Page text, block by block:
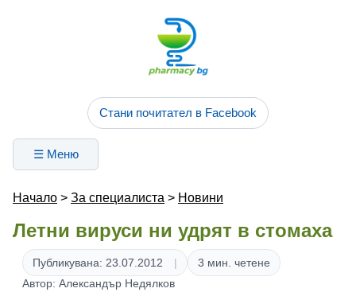
Стани почитател в Facebook
☰ Меню
Начало > За специалиста > Новини
Летни вируси ни удрят в стомаха
Публикувана: 23.07.2012
3 мин. четене
Автор: Александър Недялков